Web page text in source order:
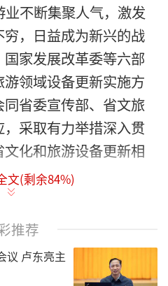
不断集聚人气，激发
，日益成为新兴的战
家发展改革委等六部
领域设备更新实施方
省委宣传部、省文旅
采取有力举措深入贯
化和旅游设备更新相
动文化旅游领域设备
进观光游览设施、游
文旅改造、文物保护
文(剩余84%)
推荐
议 卢东亮主